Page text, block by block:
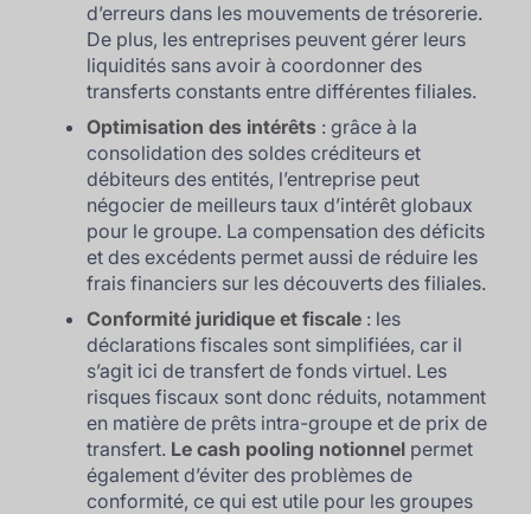
d’erreurs dans les mouvements de trésorerie.
De plus, les entreprises peuvent gérer leurs
liquidités sans avoir à coordonner des
transferts constants entre différentes filiales.
Optimisation des intérêts : grâce à la
consolidation des soldes créditeurs et
débiteurs des entités, l’entreprise peut
négocier de meilleurs taux d’intérêt globaux
pour le groupe. La compensation des déficits
et des excédents permet aussi de réduire les
frais financiers sur les découverts des filiales.
Conformité juridique et fiscale : les
déclarations fiscales sont simplifiées, car il
s’agit ici de transfert de fonds virtuel. Les
risques fiscaux sont donc réduits, notamment
en matière de prêts intra-groupe et de prix de
transfert. Le cash pooling notionnel permet
également d’éviter des problèmes de
conformité, ce qui est utile pour les groupes